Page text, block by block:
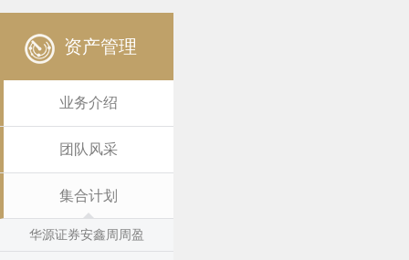
资产管理
业务介绍
团队风采
集合计划
华源证券安鑫周周盈